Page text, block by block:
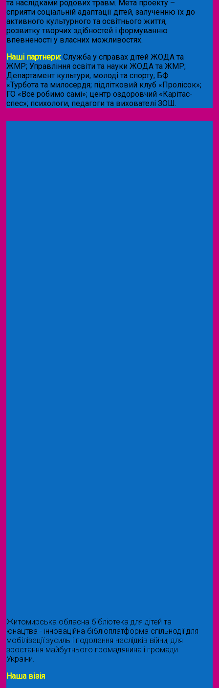
та наслідками родових травм. Мета проекту –
сприяти соціальній адаптації дітей, залученню їх до
активного культурного та освітнього життя,
розвитку творчих здібностей і формуванню
впевненості у власних можливостях.
Наші партнери: Служба у справах дітей ЖОДА та
ЖМР; Управління освіти та науки ЖОДА та ЖМР;
Департамент культури, молоді та спорту; БФ
«Турбота та милосердя; підлітковий клуб «Пролісок»;
ГО «Все робимо самі»; центр оздоровчий «Карітас-
спес»; психологи, педагоги та вихователі ЗОШ.
Житомирська обласна бібліотека для дітей та
юнацтва - інноваційна бібліоплатформа спільнодії для
мобілізації зусиль і подолання наслідків війни, для
зростання майбутнього громадянина і громади
України.
Наша візія